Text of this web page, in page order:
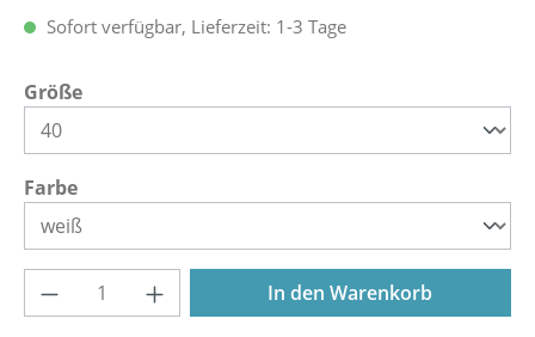
Sofort verfügbar, Lieferzeit: 1-3 Tage
Größeauswählen
Farbeauswählen
Produkt Anzahl: Gib den gewünschten
In den Warenkorb